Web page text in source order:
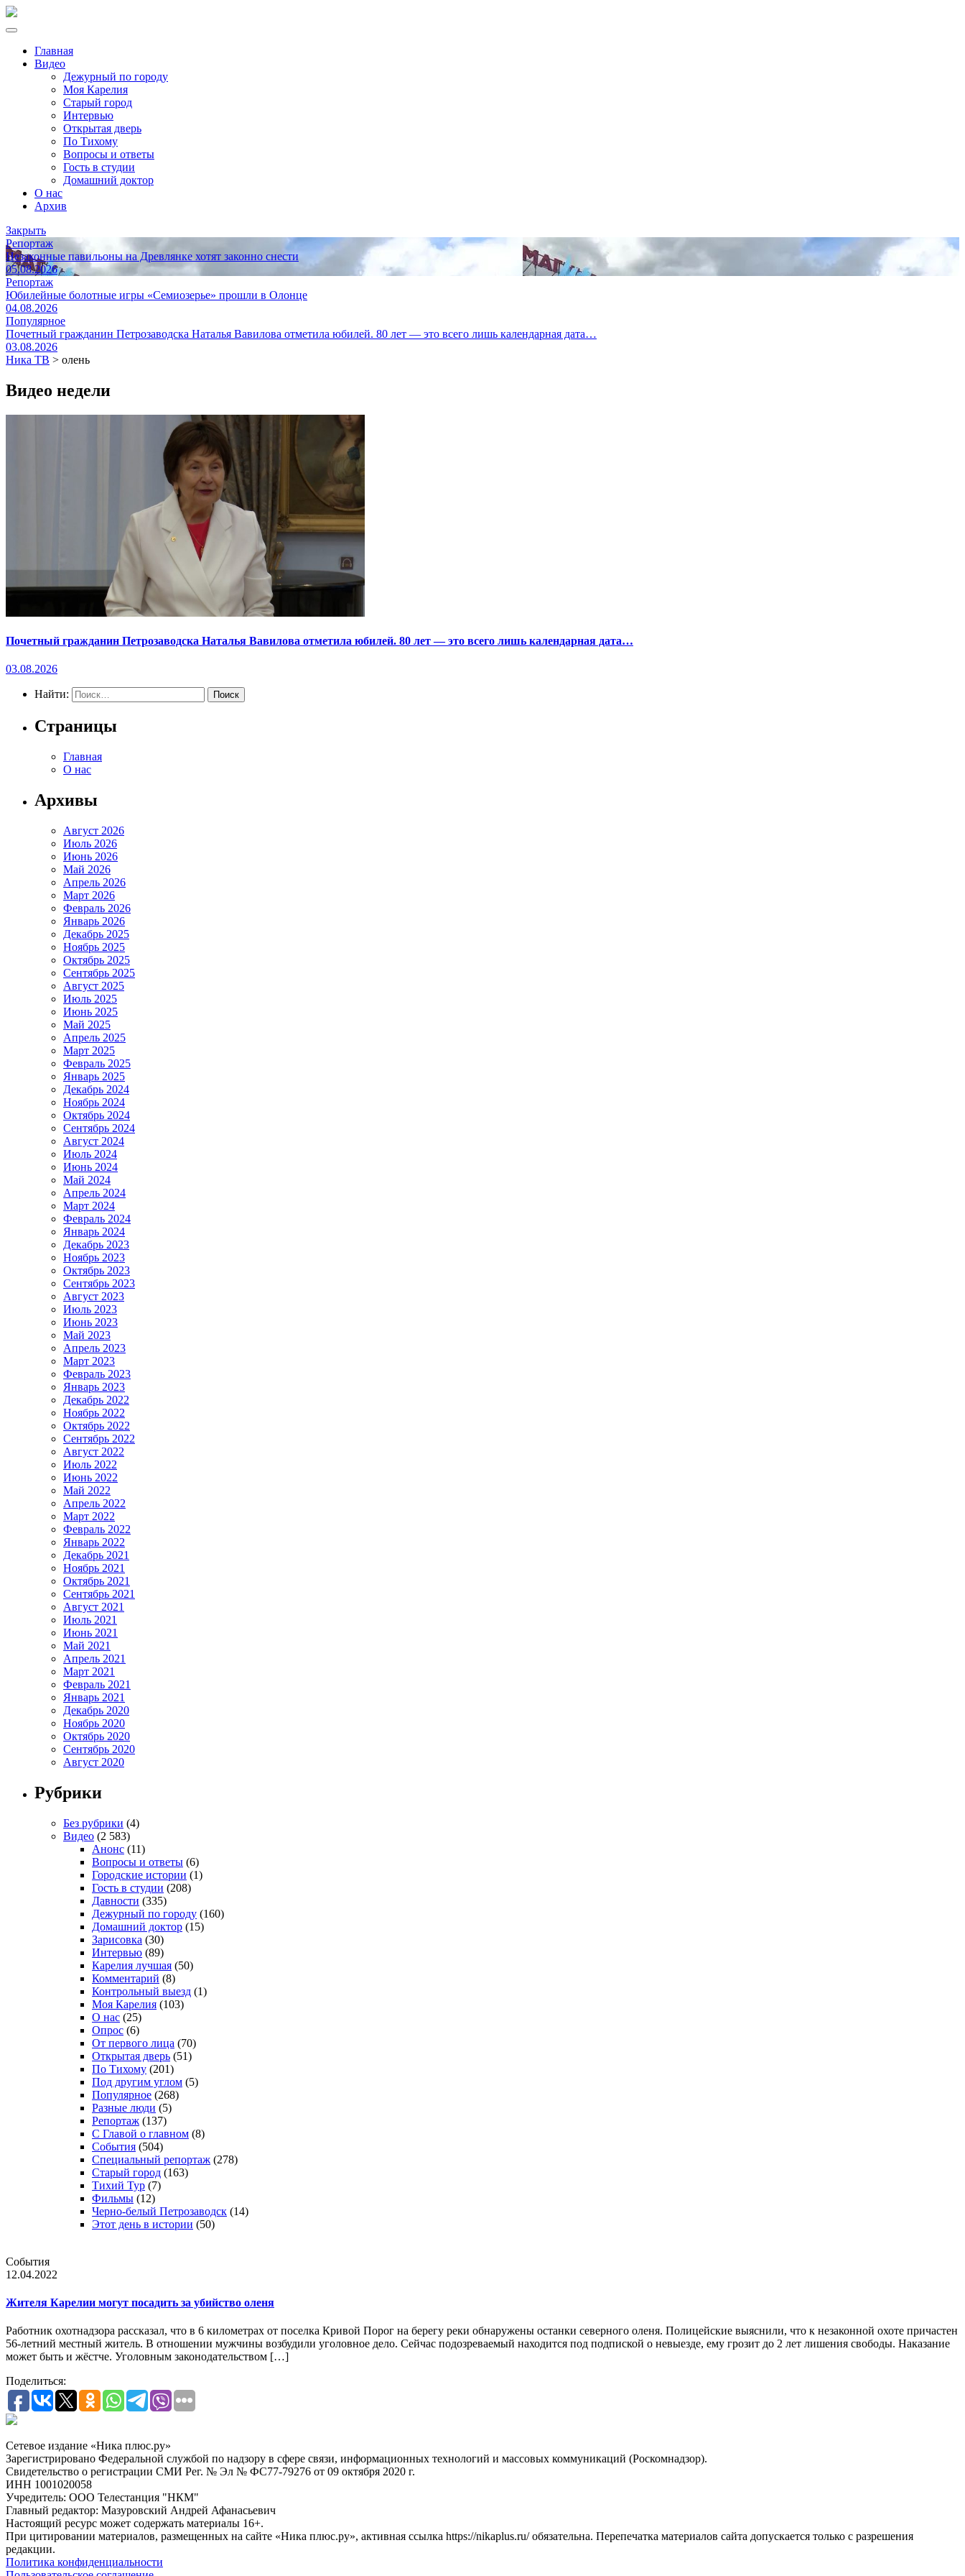
Главная
Видео
Дежурный по городу
Моя Карелия
Старый город
Интервью
Открытая дверь
По Тихому
Вопросы и ответы
Гость в студии
Домашний доктор
О нас
Архив
Закрыть
Репортаж
Незаконные павильоны на Древлянке хотят законно снести
05.08.2026
Репортаж
Юбилейные болотные игры «Семиозерье» прошли в Олонце
04.08.2026
Популярное
Почетный гражданин Петрозаводска Наталья Вавилова отметила юбилей. 80 лет — это всего лишь календарная дата…
03.08.2026
Ника ТВ > олень
Видео недели
Почетный гражданин Петрозаводска Наталья Вавилова отметила юбилей. 80 лет — это всего лишь календарная дата…
03.08.2026
Найти:
Страницы
Главная
О нас
Архивы
Август 2026
Июль 2026
Июнь 2026
Май 2026
Апрель 2026
Март 2026
Февраль 2026
Январь 2026
Декабрь 2025
Ноябрь 2025
Октябрь 2025
Сентябрь 2025
Август 2025
Июль 2025
Июнь 2025
Май 2025
Апрель 2025
Март 2025
Февраль 2025
Январь 2025
Декабрь 2024
Ноябрь 2024
Октябрь 2024
Сентябрь 2024
Август 2024
Июль 2024
Июнь 2024
Май 2024
Апрель 2024
Март 2024
Февраль 2024
Январь 2024
Декабрь 2023
Ноябрь 2023
Октябрь 2023
Сентябрь 2023
Август 2023
Июль 2023
Июнь 2023
Май 2023
Апрель 2023
Март 2023
Февраль 2023
Январь 2023
Декабрь 2022
Ноябрь 2022
Октябрь 2022
Сентябрь 2022
Август 2022
Июль 2022
Июнь 2022
Май 2022
Апрель 2022
Март 2022
Февраль 2022
Январь 2022
Декабрь 2021
Ноябрь 2021
Октябрь 2021
Сентябрь 2021
Август 2021
Июль 2021
Июнь 2021
Май 2021
Апрель 2021
Март 2021
Февраль 2021
Январь 2021
Декабрь 2020
Ноябрь 2020
Октябрь 2020
Сентябрь 2020
Август 2020
Рубрики
Без рубрики (4)
Видео (2 583)
Анонс (11)
Вопросы и ответы (6)
Городские истории (1)
Гость в студии (208)
Давности (335)
Дежурный по городу (160)
Домашний доктор (15)
Зарисовка (30)
Интервью (89)
Карелия лучшая (50)
Комментарий (8)
Контрольный выезд (1)
Моя Карелия (103)
О нас (25)
Опрос (6)
От первого лица (70)
Открытая дверь (51)
По Тихому (201)
Под другим углом (5)
Популярное (268)
Разные люди (5)
Репортаж (137)
С Главой о главном (8)
События (504)
Специальный репортаж (278)
Старый город (163)
Тихий Тур (7)
Фильмы (12)
Черно-белый Петрозаводск (14)
Этот день в истории (50)
События
12.04.2022
Жителя Карелии могут посадить за убийство оленя
Работник охотнадзора рассказал, что в 6 километрах от поселка Кривой Порог на берегу реки обнаружены останки северного оленя. Полицейские выяснили, что к незаконной охоте причастен
56-летний местный житель. В отношении мужчины возбудили уголовное дело. Сейчас подозреваемый находится под подпиской о невыезде, ему грозит до 2 лет лишения свободы. Наказание
может быть и жёстче. Уголовным законодательством […]
Поделиться:
Сетевое издание «Ника плюс.ру»
Зарегистрировано Федеральной службой по надзору в сфере связи, информационных технологий и массовых коммуникаций (Роскомнадзор).
Свидетельство о регистрации СМИ Рег. № Эл № ФС77-79276 от 09 октября 2020 г.
ИНН 1001020058
Учредитель: ООО Телестанция "НКМ"
Главный редактор: Мазуровский Андрей Афанасьевич
Настоящий ресурс может содержать материалы 16+.
При цитировании материалов, размещенных на сайте «Ника плюс.ру», активная ссылка https://nikaplus.ru/ обязательна. Перепечатка материалов сайта допускается только с разрешения
редакции.
Политика конфиденциальности